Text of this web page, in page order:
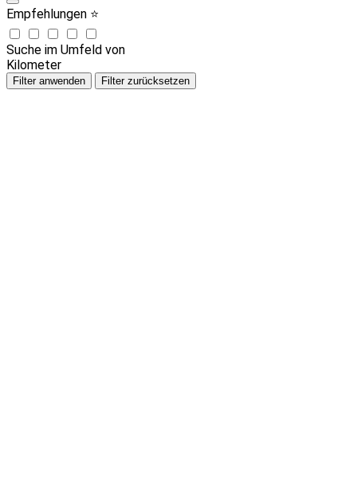
Empfehlungen ⭐
Suche im Umfeld von
Kilometer
Filter anwenden Filter zurücksetzen